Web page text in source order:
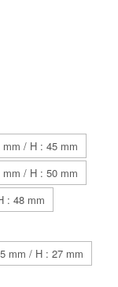
/ H : 45 mm
/ H : 50 mm
: 48 mm
mm / H : 27 mm